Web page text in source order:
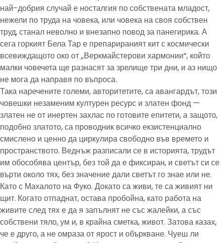
най-добрия случай е носталгия по собствената младост,
нежели по труда на човека, или човека на своя собствен
труд, станал неволно и внезапно повод за панегирика. А
сега горкият Бела Тар е препарираният кит с космически
всевиждащото око от „Веркмайстерови хармонии“, който
малки човечета ще разнасят за зрелище три дни, и аз нищо
не мога да направя по въпроса.
Така наречените големи, авторитетите, са авангардът, този
човешки незаменим културен ресурс и златен фонд —
златен не от инертен захлас по готовите епитети, а защото,
подобно златото, са проводник всичко екзистенциално
смислено и ценно да циркулира свободно във времето и
пространството. Веднъж разписали се в историята, трудът
им обособява център, без той да е фиксиран, и светът си се
върти около тях, без значение дали светът го знае или не.
Като с Махалото на Фуко. Докато са живи, те са живият ни
щит. Когато отпаднат, остава пробойна, като работа на
живите след тях е да я запълнят не със жалейки, а със
собствени тяло, ум и, в крайна сметка, живот. Затова казах,
че е друго, а не омраза от ярост и объркване. Чуеш ли